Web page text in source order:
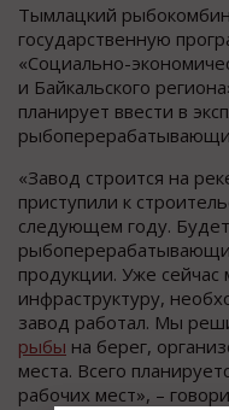
Тымлацкий
государственную
«Социально-
и Байкальского
планирует ввести в
«Завод строится на
приступили к
следующем году.
продукции. Уже
инфраструктуру,
завод работал. Мы
рыбы на берег,
места. Всего
рабочих мест», –